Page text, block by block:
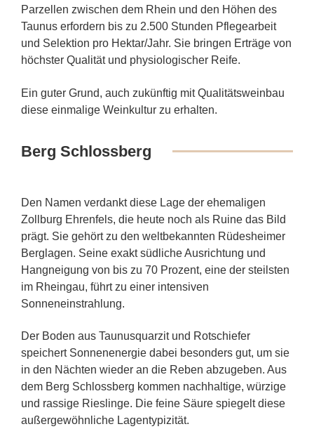
Parzellen zwischen dem Rhein und den Höhen des
Taunus erfordern bis zu 2.500 Stunden Pflegearbeit
und Selektion pro Hektar/Jahr. Sie bringen Erträge von
höchster Qualität und physiologischer Reife.
Ein guter Grund, auch zukünftig mit Qualitätsweinbau
diese einmalige Weinkultur zu erhalten.
Berg Schlossberg
Den Namen verdankt diese Lage der ehemaligen
Zollburg Ehrenfels, die heute noch als Ruine das Bild
prägt. Sie gehört zu den weltbekannten Rüdesheimer
Berglagen. Seine exakt südliche Ausrichtung und
Hangneigung von bis zu 70 Prozent, eine der steilsten
im Rheingau, führt zu einer intensiven
Sonneneinstrahlung.
Der Boden aus Taunusquarzit und Rotschiefer
speichert Sonnenenergie dabei besonders gut, um sie
in den Nächten wieder an die Reben abzugeben. Aus
dem Berg Schlossberg kommen nachhaltige, würzige
und rassige Rieslinge. Die feine Säure spiegelt diese
außergewöhnliche Lagentypizität.